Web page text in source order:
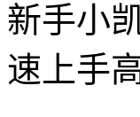
新手小
速上手